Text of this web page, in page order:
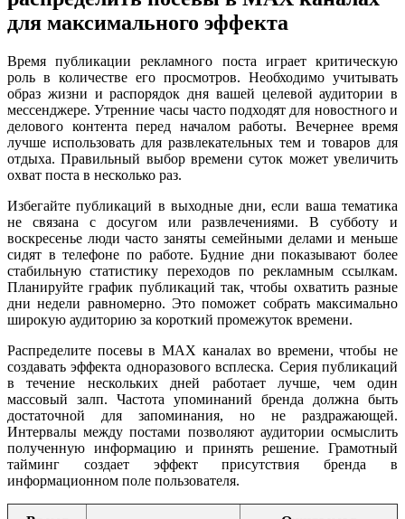
для максимального эффекта
Время публикации рекламного поста играет критическую
роль в количестве его просмотров. Необходимо учитывать
образ жизни и распорядок дня вашей целевой аудитории в
мессенджере. Утренние часы часто подходят для новостного и
делового контента перед началом работы. Вечернее время
лучше использовать для развлекательных тем и товаров для
отдыха. Правильный выбор времени суток может увеличить
охват поста в несколько раз.
Избегайте публикаций в выходные дни, если ваша тематика
не связана с досугом или развлечениями. В субботу и
воскресенье люди часто заняты семейными делами и меньше
сидят в телефоне по работе. Будние дни показывают более
стабильную статистику переходов по рекламным ссылкам.
Планируйте график публикаций так, чтобы охватить разные
дни недели равномерно. Это поможет собрать максимально
широкую аудиторию за короткий промежуток времени.
Распределите посевы в MAX каналах во времени, чтобы не
создавать эффекта одноразового всплеска. Серия публикаций
в течение нескольких дней работает лучше, чем один
массовый залп. Частота упоминаний бренда должна быть
достаточной для запоминания, но не раздражающей.
Интервалы между постами позволяют аудитории осмыслить
полученную информацию и принять решение. Грамотный
тайминг создает эффект присутствия бренда в
информационном поле пользователя.